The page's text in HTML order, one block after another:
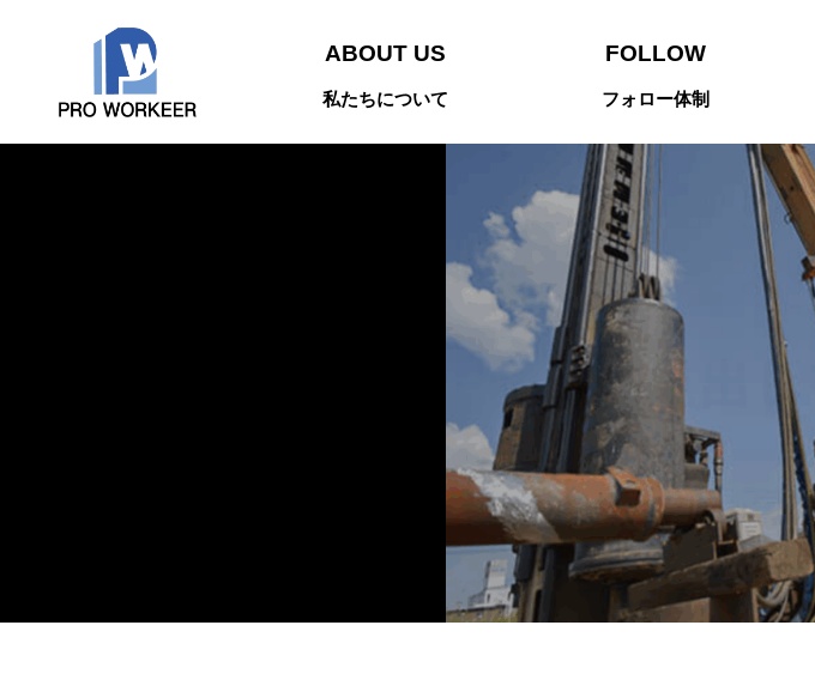
ABOUT US
私たちについて
FOLLOW
フォロー体制